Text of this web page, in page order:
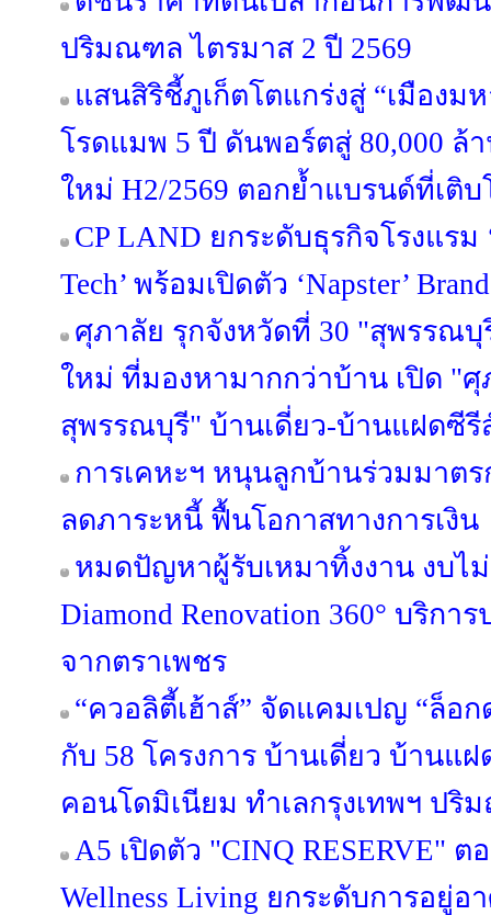
ปริมณฑล ไตรมาส 2 ปี 2569
แสนสิริชี้ภูเก็ตโตแกร่งสู่ “เมืองม
โรดแมพ 5 ปี ดันพอร์ตสู่ 80,000 ล้
ใหม่ H2/2569 ตอกย้ำแบรนด์ที่เติ
CP LAND ยกระดับธุรกิจโรงแรม
Tech’ พร้อมเปิดตัว ‘Napster’
ศุภาลัย รุกจังหวัดที่ 30 "สุพรรณบุ
ใหม่ ที่มองหามากกว่าบ้าน เปิด "
สุพรรณบุรี" บ้านเดี่ยว-บ้านแฝดซีรี
การเคหะฯ หนุนลูกบ้านร่วมมาต
ลดภาระหนี้ ฟื้นโอกาสทางการเงิน
หมดปัญหาผู้รับเหมาทิ้งงาน งบไ
Diamond Renovation 360° บริกา
จากตราเพชร
“ควอลิตี้เฮ้าส์” จัดแคมเปญ “ล็อ
กับ 58 โครงการ บ้านเดี่ยว บ้านแ
คอนโดมิเนียม ทำเลกรุงเทพฯ ปริ
A5 เปิดตัว "CINQ RESERVE"
Wellness Living ยกระดับการอยู่